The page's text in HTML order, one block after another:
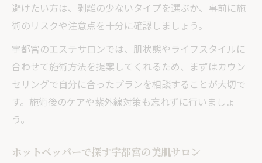
避けたい方は、剥離の少ないタイプを選ぶか、事前に施
術のリスクや注意点を十分に確認しましょう。
宇都宮のエステサロンでは、肌状態やライフスタイルに
合わせて施術方法を提案してくれるため、まずはカウン
セリングで自分に合ったプランを相談することが大切で
す。施術後のケアや紫外線対策も忘れずに行いましょ
う。
ホットペッパーで探す宇都宮の美肌サロン